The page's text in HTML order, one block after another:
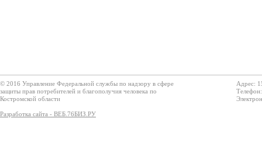
© 2016 Управление Федеральной службы по надзору в сфере
защиты прав потребителей и благополучия человека по
Костромской области
Разработка сайта - ВЕБ.76БИЗ.РУ
Адрес: